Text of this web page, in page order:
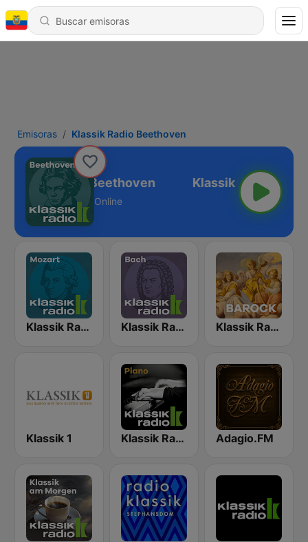
Emisoras Klassik Radio Beethoven
Klassik Radio Beethoven
Online
Klassik Radio Mozart Klassik Radio Bach Klassik Radio Barock
Klassik 1 Klassik Radio Piano Adagio.FM